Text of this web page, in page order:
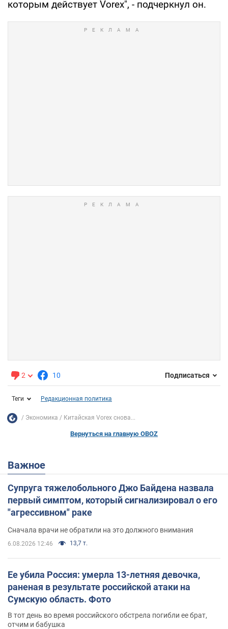
которым действует Vorex", - подчеркнул он.
2 10 Подписаться
Теги Редакционная политика
Экономика Китайская Vorex снова...
Вернуться на главную OBOZ
Важное
Супруга тяжелобольного Джо Байдена назвала
первый симптом, который сигнализировал о его
"агрессивном" раке
Сначала врачи не обратили на это должного внимания
6.08.2026 12:46 13,7 т.
Ее убила Россия: умерла 13-летняя девочка,
раненая в результате российской атаки на
Сумскую область. Фото
В тот день во время российского обстрела погибли ее брат,
отчим и бабушка